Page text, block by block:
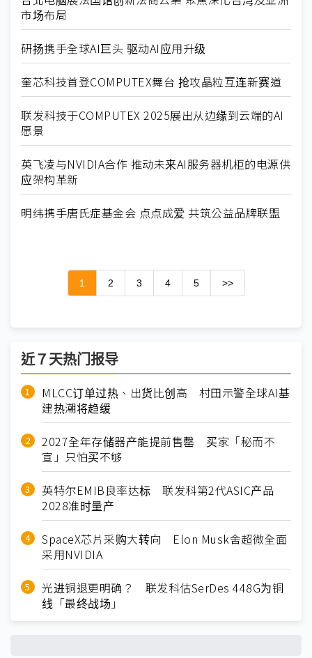
市场布局
研扬携手全球AI巨头 驱动AI应用升级
奎芯科技首登COMPUTEX舞台 抢攻晶粒互连新赛道
联发科技于COMPUTEX 2025展出从边缘到云端的AI
愿景
英飞凌与NVIDIA合作 推动未来AI服务器机柜的电源供
应架构革新
明纬携手唐氏症基金会 点点成爱 共筑公益品牌联盟
1 2 3 4 5 >>
近７天热门报导
MLCC订单过热、出货比创高 村田示警全球AI基
建热潮将趋缓
2027全年存储器产能提前售罄 买家「秘而不
宣」只怕买不够
英特尔EMIB良率达标 联发科第2代ASIC产品
2028准时量产
SpaceX芯片采购大转向 Elon Musk舍超微全面
采用NVIDIA
光进铜退更明确？ 联发科估SerDes 448G为铜
线「最终战场」